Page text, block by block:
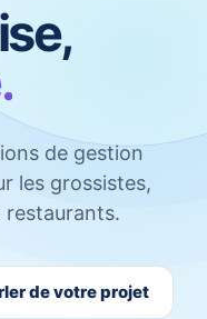
de gestion
les grossistes,
de votre projet